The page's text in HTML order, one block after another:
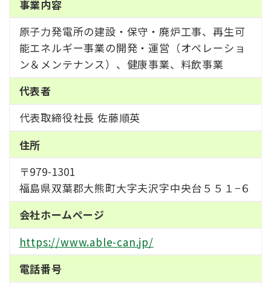
事業内容
原子力発電所の建設・保守・廃炉工事、再生可
能エネルギー事業の開発・運営（オペレーショ
ン＆メンテナンス）、健康事業、料飲事業
代表者
代表取締役社長 佐藤順英
住所
〒979-1301
福島県双葉郡大熊町大字夫沢字中央台５５１−６
会社ホームページ
https://www.able-can.jp/
電話番号